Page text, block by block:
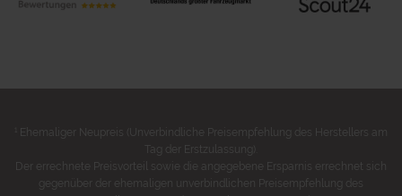
Ehemaliger Neupreis (Unverbindliche Preisempfehlung des Herstellers am
Tag der Erstzulassung).
Der errechnete Preisvorteil sowie die angegebene Ersparnis errechnet sich
gegenüber der ehemaligen unverbindlichen Preisempfehlung des